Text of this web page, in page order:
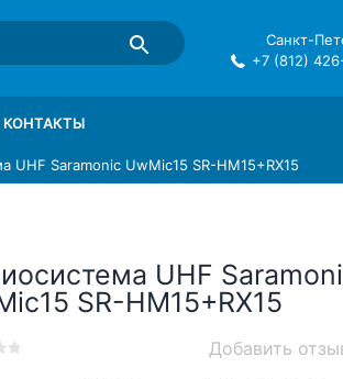
Санкт-
+7 (812)
КОНТАКТЫ
UHF Saramonic UwMic15 SR-HM15+RX15
UHF
SR-HM15+RX15
Добавить